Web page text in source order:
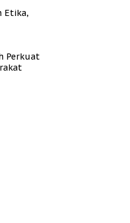
Etika,
Perkuat